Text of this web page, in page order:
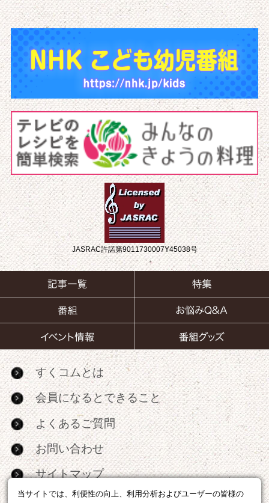
当サイトでは、利便性の向上、利用分析およびユーザーの皆様の
JASRAC許諾第9011730007Y45038号
すくコムとは
会員になるとできること
よくあるご質問
お問い合わせ
サイトマップ
RSS